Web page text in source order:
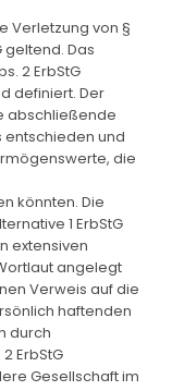
Verletzung von §
geltend. Das
2 ErbStG
definiert. Der
abschließende
und
die
könnten. Die
1 ErbStG
extensiven
angelegt
Verweis auf die
haftenden
durch
ErbStG
Gesellschaft im